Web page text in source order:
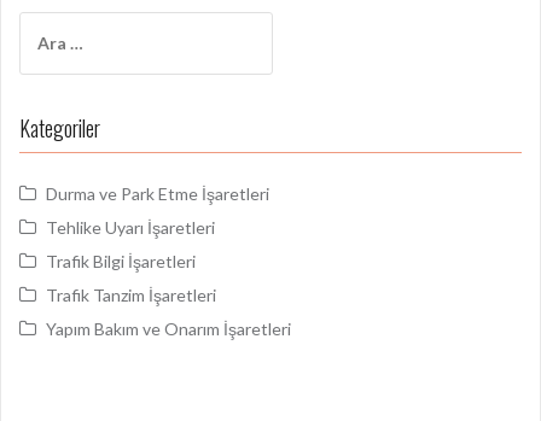
Kategoriler
Durma ve Park Etme İşaretleri
Tehlike Uyarı İşaretleri
Trafik Bilgi İşaretleri
Trafik Tanzim İşaretleri
Yapım Bakım ve Onarım İşaretleri